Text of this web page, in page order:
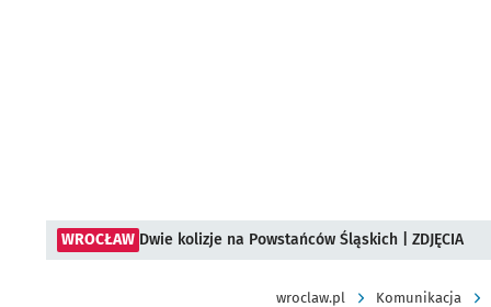
WROCŁAW Dwie kolizje na Powstańców Śląskich | ZDJĘCIA
wroclaw.pl Komunikacja